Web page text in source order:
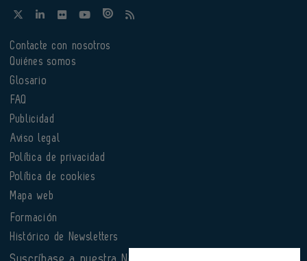
Contacte con nosotros
Quiénes somos
Glosario
FAQ
Publicidad
Aviso legal
Política de privacidad
Política de cookies
Mapa web
Formación
Histórico de Newsletters